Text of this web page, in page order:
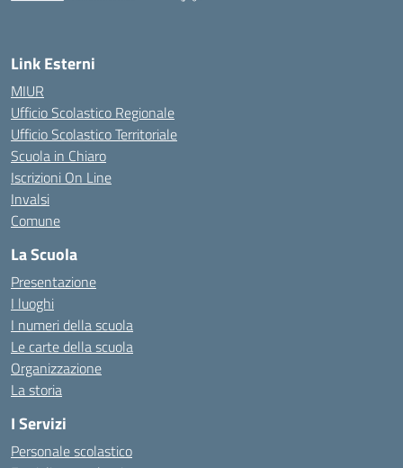
Link Esterni
MIUR
Ufficio Scolastico Regionale
Ufficio Scolastico Territoriale
Scuola in Chiaro
Iscrizioni On Line
Invalsi
Comune
La Scuola
Presentazione
I luoghi
I numeri della scuola
Le carte della scuola
Organizzazione
La storia
I Servizi
Personale scolastico